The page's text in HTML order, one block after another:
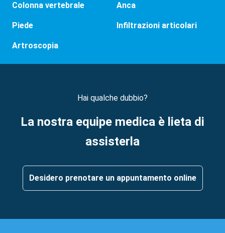
Colonna vertebrale Anca
Piede Infiltrazioni articolari
Artroscopia
Hai qualche dubbio?
La nostra equipe medica è lieta di
assisterla
Desidero prenotare un appuntamento online